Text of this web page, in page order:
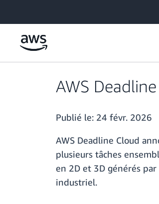
AWS
Publié le: 24 févr. 2026
AWS Deadline Cloud
plusieurs tâches
en 2D et 3D générés
industriel.